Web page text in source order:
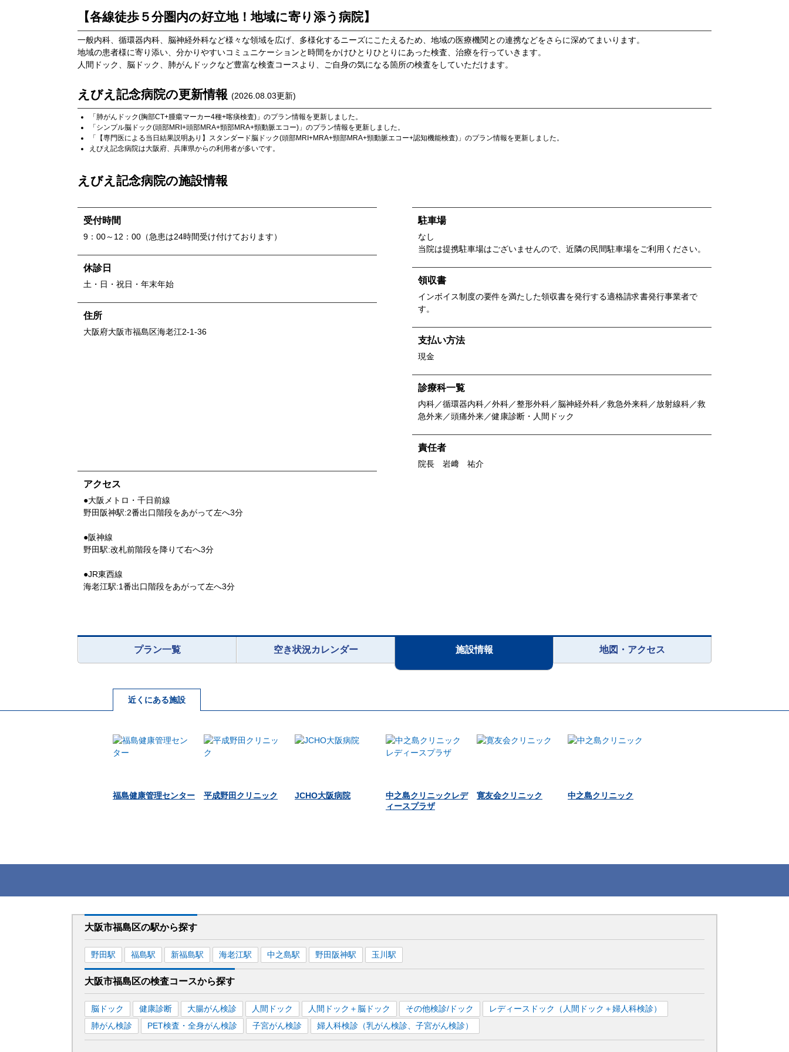
【各線徒歩５分圏内の好立地！地域に寄り添う病院】
一般内科、循環器内科、脳神経外科など様々な領域を広げ、多様化するニーズにこたえるため、地域の医療機関との連携などをさらに深めてまいります。
地域の患者様に寄り添い、分かりやすいコミュニケーションと時間をかけひとりひとりにあった検査、治療を行っていきます。
人間ドック、脳ドック、肺がんドックなど豊富な検査コースより、ご自身の気になる箇所の検査をしていただけます。
えびえ記念病院の更新情報 (2026.08.03更新)
「 肺がんドック(胸部CT+腫瘍マーカー4種+喀痰検査) 」のプラン情報を更新しました。
「 シンプル脳ドック(頭部MRI+頭部MRA+頸部MRA+頸動脈エコー) 」のプラン情報を更新しました。
「
【専門医による当日結果説明あり】スタンダード脳ドック(頭部MRI+MRA+頸部MRA+頸動脈エコー+認知機能検査) 」のプラン情報を更新しました。
えびえ記念病院は大阪府、 兵庫県からの利用者が多いです。
えびえ記念病院の施設情報
受付時間
9：00～12：00（急患は24時間受け付けております）
休診日
土・日・祝日・年末年始
住所
大阪府大阪市福島区海老江2-1-36
アクセス
●大阪メトロ・千日前線
野田阪神駅:2番出口階段をあがって左へ3分
●阪神線
野田駅:改札前階段を降りて右へ3分
●JR東西線
海老江駅:1番出口階段をあがって左へ3分
駐車場
なし
当院は提携駐車場はございませんので、近隣の民間駐車場をご利用ください。
領収書
インボイス制度の要件を満たした領収書を発行する適格請求書発行事業者で
す。
支払い方法
現金
診療科一覧
内科／循環器内科／外科／整形外科／脳神経外科／救急外来科／放射線科／救
急外来／頭痛外来／健康診断・人間ドック
責任者
院長 岩﨑 祐介
プラン一覧 空き状況カレンダー 施設情報 地図・アクセス
近くにある施設
福島健康管理センター 平成野田クリニック JCHO大阪病院
中之島クリニックレデ
ィースプラザ
寛友会クリニック 中之島クリニック
大阪市福島区の駅から探す
野田駅 福島駅 新福島駅 海老江駅 中之島駅 野田阪神駅 玉川 駅
大阪市福島区の検査コースから探す
脳ドック 健康診断 大腸がん検診 人間ドック 人間ドック＋脳ドック その他検診/ドック
レディースドック（人間ドック＋婦人科検診）
肺がん検診
PET検査・全身がん検診 子宮がん検診 婦人科検診（乳がん検診、子宮がん検診）